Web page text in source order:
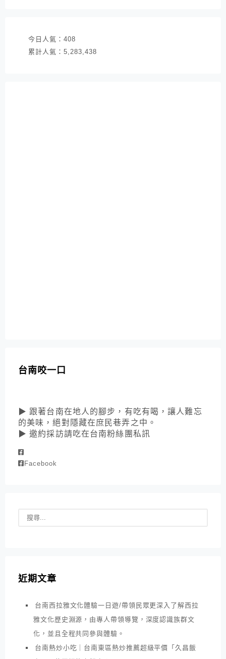
今日人氣： 408
累計人氣： 5,283,438
台南咬一口
▶ 跟著台南在地人的腳步，有吃有喝，讓人難忘
的美味，絕對隱藏在庶民巷弄之中。
▶ 邀約採訪請吃在台南粉絲團私訊
Facebook
近期文章
台南西拉雅文化體驗一日遊/帶領民眾更深入了解西拉
雅文化歷史淵源，由專人帶領導覽，深度認識族群文
化，並且全程共同參與體驗。
台南熱炒小吃｜台南東區熱炒推薦超級平價「久昌飯